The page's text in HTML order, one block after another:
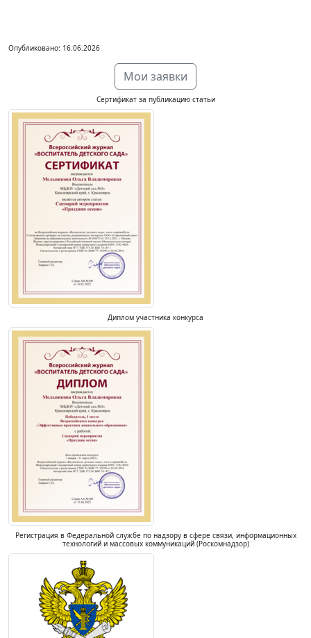
Опубликовано: 16.06.2026
Мои заявки
Сертификат за публикацию статьи
Диплом участника конкурса
Регистрация в Федеральной службе по надзору в сфере связи, информационных
технологий и массовых коммуникаций (Роскомнадзор)